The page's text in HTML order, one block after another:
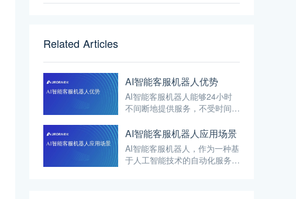
Related Articles
AI智能客服机器人优势
AI智能客服机器人能够24小时
不间断地提供服务，不受时间限
以获得即时的帮助，无需等待人
工客服的上班时间。全天候的服
务能力提高了客户服务的响应速
度，提升了客户体验。
AI智能客服机器人应用场景
AI智能客服机器人，作为一种基
于人工智能技术的自动化服务系